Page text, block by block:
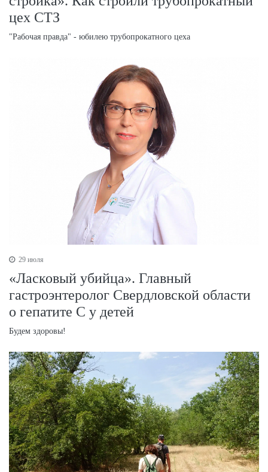
цех СТЗ
"Рабочая правда" - юбилею трубопрокатного цеха
29 июля
«Ласковый убийца». Главный
гастроэнтеролог Свердловской области
о гепатите С у детей
Будем здоровы!